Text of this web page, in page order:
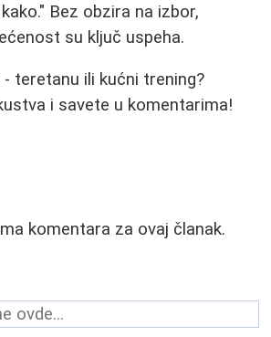
Bez obzira na izbor,
su ključ uspeha.
teretanu ili kućni trening?
i savete u komentarima!
komentara za ovaj članak.